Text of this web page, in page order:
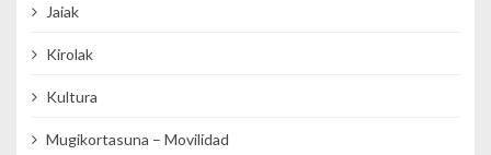
Jaiak
Kirolak
Kultura
Mugikortasuna – Movilidad